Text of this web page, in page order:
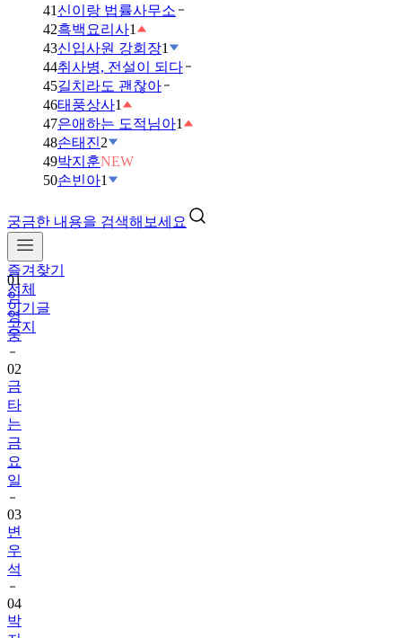
41 신이랑 법률사무소
42흑백요리사1
43신입사원 강회장1
44취사병, 전설이 되다
45길치라도 괜찮아
46태풍상사1
47은애하는 도적님아1
48손태진2
49박지훈NEW
50손빈아1
궁금한 내용을 검색해보세요
즐겨찾기
전체
인기글
공지
01
임
영
웅
02
금
타
는
금
요
일
03
변
우
석
04
박